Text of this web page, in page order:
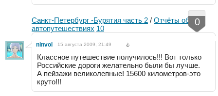
Санкт-Петербург -Бурятия часть 2 / Отчёты об
автопутешествиях 10
0
ninvol 15 августа 2009, 21:49
Классное путешествие получилось!!! Вот только
Российские дороги желательно были бы лучше.
А пейзажи великолепные! 15600 километров-это
круто!!!